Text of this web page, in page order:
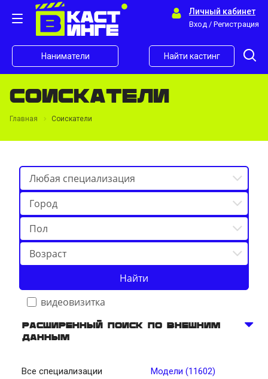
Личный кабинет
Вход / Регистрация
Наниматели Найти кастинг
Соискатели
Главная Соискатели
Найти
видеовизитка
Расширенный поиск по внешним
данным
Все специализации
Модели (11602)